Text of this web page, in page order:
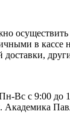
в кассе
доставки,
Вс с 9:00 до
Академика